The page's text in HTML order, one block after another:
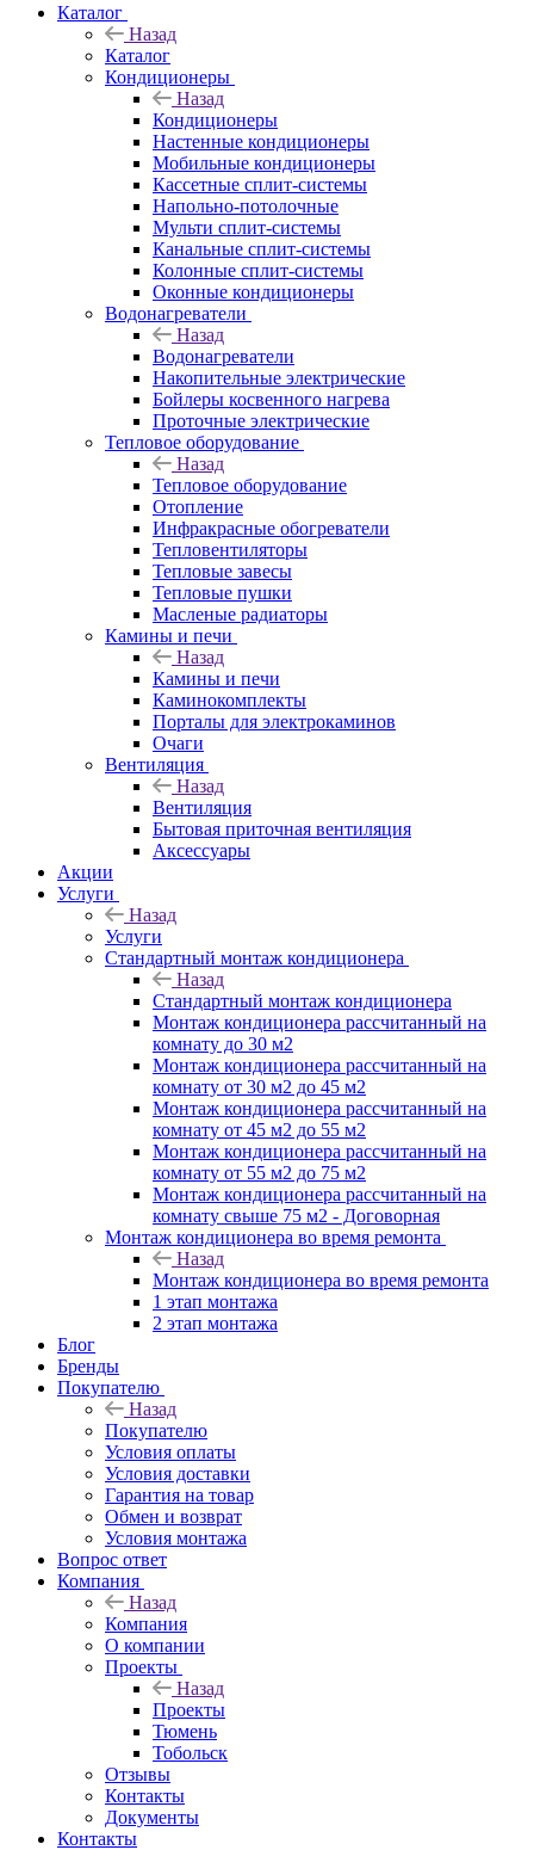
Каталог
Назад
Каталог
Кондиционеры
Назад
Кондиционеры
Настенные кондиционеры
Мобильные кондиционеры
Кассетные сплит-системы
Напольно-потолочные
Мульти сплит-системы
Канальные сплит-системы
Колонные сплит-системы
Оконные кондиционеры
Водонагреватели
Назад
Водонагреватели
Накопительные электрические
Бойлеры косвенного нагрева
Проточные электрические
Тепловое оборудование
Назад
Тепловое оборудование
Отопление
Инфракрасные обогреватели
Тепловентиляторы
Тепловые завесы
Тепловые пушки
Масленые радиаторы
Камины и печи
Назад
Камины и печи
Каминокомплекты
Порталы для электрокаминов
Очаги
Вентиляция
Назад
Вентиляция
Бытовая приточная вентиляция
Аксессуары
Акции
Услуги
Назад
Услуги
Стандартный монтаж кондиционера
Назад
Стандартный монтаж кондиционера
Монтаж кондиционера рассчитанный на
комнату до 30 м2
Монтаж кондиционера рассчитанный на
комнату от 30 м2 до 45 м2
Монтаж кондиционера рассчитанный на
комнату от 45 м2 до 55 м2
Монтаж кондиционера рассчитанный на
комнату от 55 м2 до 75 м2
Монтаж кондиционера рассчитанный на
комнату свыше 75 м2 - Договорная
Монтаж кондиционера во время ремонта
Назад
Монтаж кондиционера во время ремонта
1 этап монтажа
2 этап монтажа
Блог
Бренды
Покупателю
Назад
Покупателю
Условия оплаты
Условия доставки
Гарантия на товар
Обмен и возврат
Условия монтажа
Вопрос ответ
Компания
Назад
Компания
О компании
Проекты
Назад
Проекты
Тюмень
Тобольск
Отзывы
Контакты
Документы
Контакты